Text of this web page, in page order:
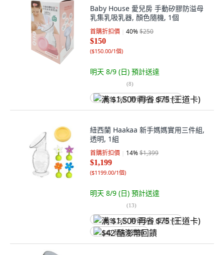
Baby House 愛兒房 手動矽膠防溢母
乳集乳吸乳器, 顏色隨機, 1個
首購折扣價 40%$250
$150
($150.00/1個)
明天 8/9 (日) 預計送達
(8)
满 $1,500 再省 $75 (王道卡)
紐西蘭 Haakaa 新手媽媽實用三件組,
透明, 1組
首購折扣價 14%$1,399
$1,199
($1199.00/1個)
明天 8/9 (日) 預計送達
(13)
满 $1,500 再省 $75 (王道卡)
$42 酷澎幣回饋